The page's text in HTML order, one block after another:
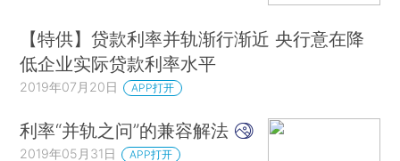
【特供】贷款利率并轨渐行渐近 央行意在降
低企业实际贷款利率水平
2019年07月20日 APP打开
利率“并轨之问”的兼容解法
2019年05月31日 APP打开